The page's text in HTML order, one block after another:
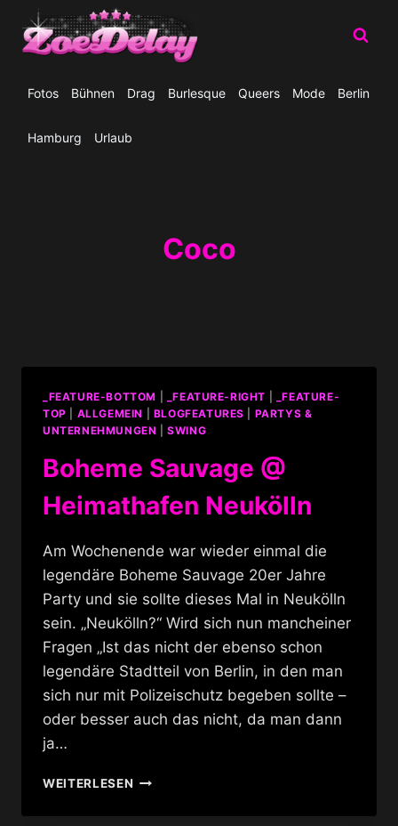
Inhalt
springen
Fotos Bühnen Drag Burlesque Queers Mode Berlin
Hamburg Urlaub
Coco
_FEATURE-BOTTOM _FEATURE-RIGHT
_FEATURE-
TOP
ALLGEMEIN BLOGFEATURES
PARTYS &
UNTERNEHMUNGEN |SWING
Boheme Sauvage @
Heimathafen Neukölln
Am Wochenende war wieder einmal die
legendäre Boheme Sauvage 20er Jahre
Party und sie sollte dieses Mal in Neukölln
sein. „Neukölln?“ Wird sich nun mancheiner
Fragen „Ist das nicht der ebenso schon
legendäre Stadtteil von Berlin, in den man
sich nur mit Polizeischutz begeben sollte –
oder besser auch das nicht, da man dann
ja…
WEITERLESENBOHEME
@